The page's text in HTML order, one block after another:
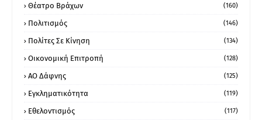
Θέατρο Βράχων (160)
Πολιτισμός (146)
Πολίτες Σε Κίνηση (134)
Οικονομική Επιτροπή (128)
ΑΟ Δάφνης (125)
Εγκληματικότητα (119)
Εθελοντισμός (117)